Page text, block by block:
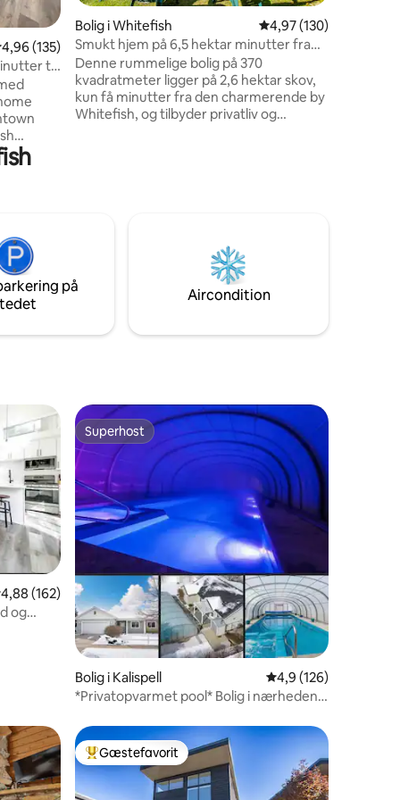
omtaler
ud af 5 i gennemsnitlig bedømmelse, 135 omtaler
4,96 (135)
til
2
stue
kaffe,
Bolig i Whitefish 4,97 ud af 5 i
4,97 (130)
Smukt hjem på 6,5 hektar minutter fra
Whitefish!
Denne rummelige bolig på 370
kvadratmeter ligger på 2,6 hektar skov,
kun få minutter fra den charmerende by
Whitefish, og tilbyder privatliv og
bordtennis og bordfodbold. Masser af
plads til afslapning og sjov. Perfekt til en
mindeværdig ferie i Montana!
på
Aircondition
omtaler
ud af 5 i gennemsnitlig bedømmelse, 162 omtaler
4,88 (162)
og
Superhost
Superhost
Bolig i Kalispell 4,9 ud af 5 i
4,9 (126)
*Privatopvarmet pool* Bolig i nærheden
Bedste gæstefavorit
Gæstefavorit